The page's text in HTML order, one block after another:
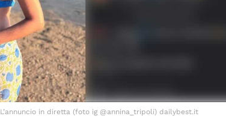
L’annuncio in diretta (foto ig @annina_tripoli) dailybest.it